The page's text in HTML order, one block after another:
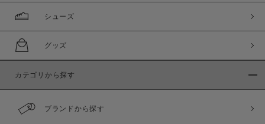
シューズ
グッズ
カテゴリから探す
ブランドから探す